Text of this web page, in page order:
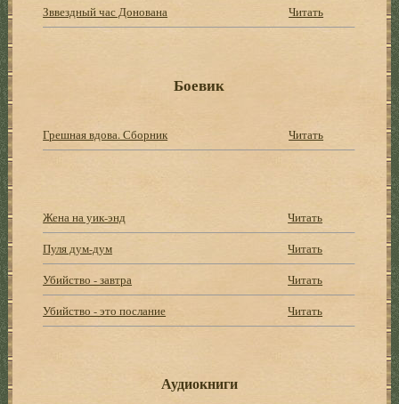
Зввездный час Донована Читать
Боевик
Грешная вдова. Сборник Читать
Жена на уик-энд
Читать
Пуля дум-дум
Читать
Убийство - завтра
Читать
Убийство - это послание
Читать
Аудиокниги